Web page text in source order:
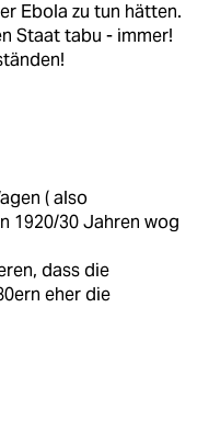
Ebola zu tun hätten.
Staat tabu - immer!
( also
1920/30 Jahren wog
dass die
eher die